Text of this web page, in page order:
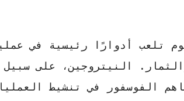
تلعب أدوارًا رئيسية في
النيتروجين، على سبيل
الفوسفور في تنشيط